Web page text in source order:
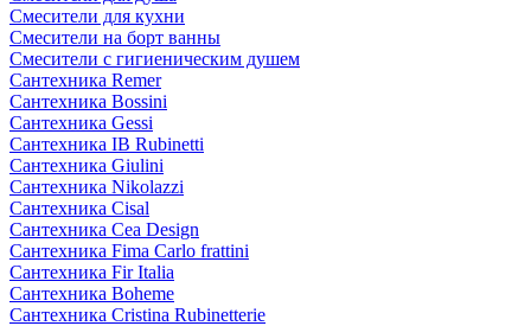
Смесители для кухни
Смесители на борт ванны
Смесители с гигиеническим душем
Сантехника Remer
Сантехника Bossini
Сантехника Gessi
Сантехника IB Rubinetti
Сантехника Giulini
Сантехника Nikolazzi
Сантехника Cisal
Сантехника Cea Design
Сантехника Fima Carlo frattini
Сантехника Fir Italia
Сантехника Boheme
Сантехника Cristina Rubinetterie